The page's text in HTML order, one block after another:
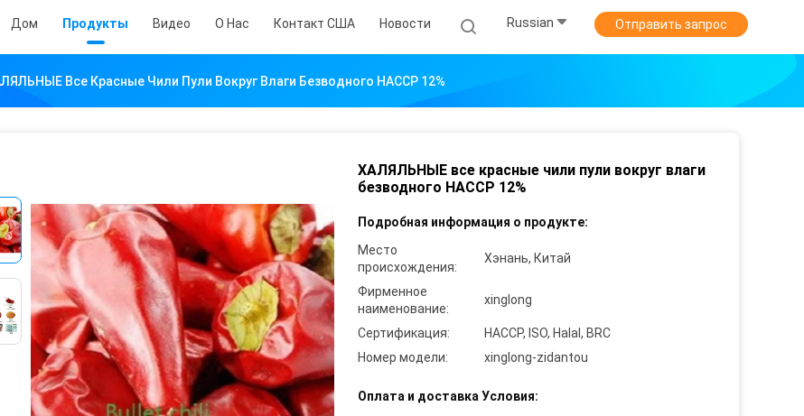
Дом Продукты Видео О Нас Контакт США Новости Russian Отправить запрос
Все Красные Чили Пули Вокруг Влаги Безводного HACCP 12%
ХАЛЯЛЬНЫЕ все красные чили пули вокруг влаги
безводного HACCP 12%
Подробная информация о продукте:
Место
происхождения:
Хэнань, Китай
Фирменное
наименование:
xinglong
Сертификация:
HACCP, ISO, Halal, BRC
Номер модели:
xinglong-zidantou
Оплата и доставка Условия: